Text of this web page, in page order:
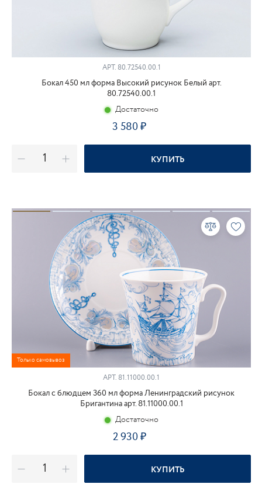
АРТ.80.72540.00.1
Бокал 450 мл форма Высокий рисунок Белый арт.
80.72540.00.1
Достаточно
3 580
КУПИТЬ
Только самовывоз
АРТ. 81.11000.00.1
Бокал с блюдцем 360 мл форма Ленинградский рисунок
Бригантина арт. 81.11000.00.1
Достаточно
2 930
КУПИТЬ